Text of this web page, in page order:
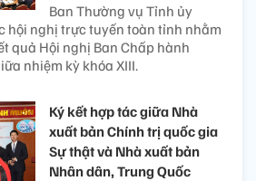
Ban Thường vụ Tỉnh ủy
hội nghị trực tuyến toàn tỉnh nhằm
quả Hội nghị Ban Chấp hành
nhiệm kỳ khóa XIII.
Ký kết hợp tác giữa Nhà
xuất bản Chính trị quốc gia
Sự thật và Nhà xuất bản
Nhân dân, Trung Quốc